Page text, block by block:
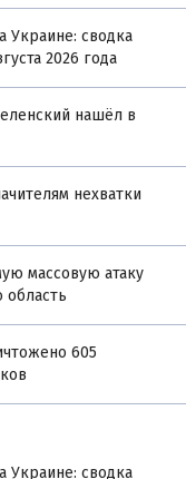
Украине: сводка
2026 года
нашёл в
нехватки
массовую атаку
605
Украине: сводка